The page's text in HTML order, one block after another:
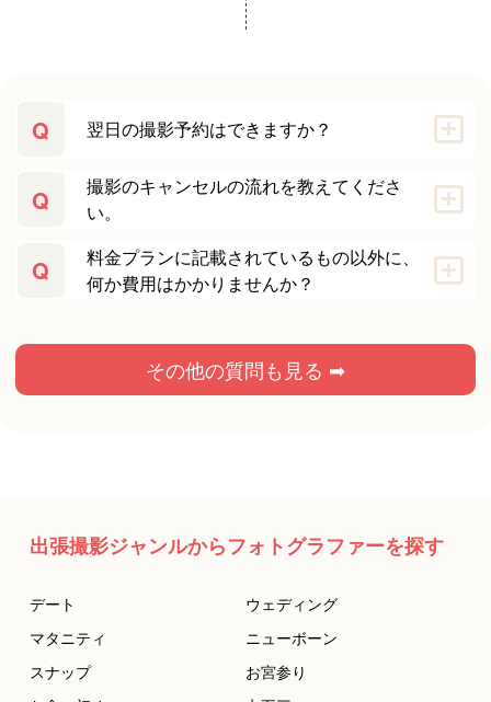
Q 翌日の撮影予約はできますか？
Q
撮影のキャンセルの流れを教えてくださ
い。
Q
料金プランに記載されているもの以外に、
何か費用はかかりませんか？
その他の質問も見る ➡
出張撮影ジャンルからフォトグラファーを探す
デート
ウェディング
マタニティ
ニューボーン
スナップ
お宮参り